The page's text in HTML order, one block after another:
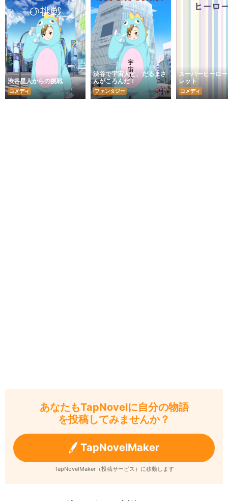
渋谷星人からの挑戦
コメディ
渋谷で宇宙人と、だるまさ
んがころんだ！
ファンタジー
スーパーヒーロ
レット
コメディ
あなたもTapNovelに自分の物語
を投稿してみませんか？
TapNovelMaker
TapNovelMaker（投稿サービス）に移動します